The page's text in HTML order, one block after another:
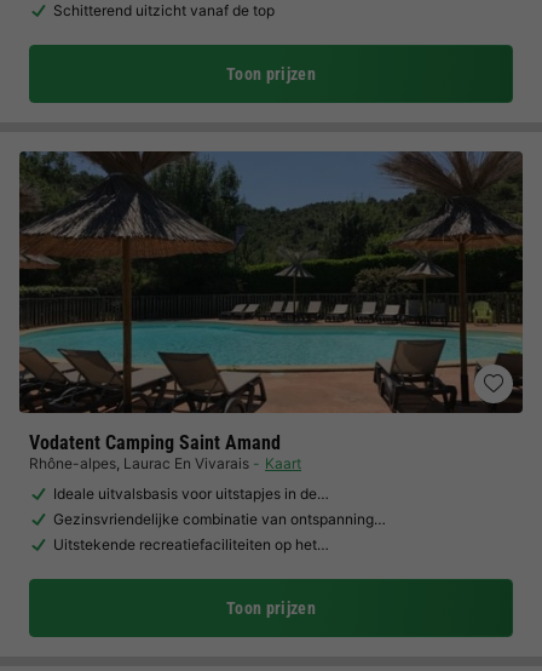
Schitterend uitzicht vanaf de top
Toon prijzen
Vodatent Camping Saint Amand
Rhône-alpes, Laurac En Vivarais
Kaart
Ideale uitvalsbasis voor uitstapjes in de…
Gezinsvriendelijke combinatie van ontspanning…
Uitstekende recreatiefaciliteiten op het…
Toon prijzen